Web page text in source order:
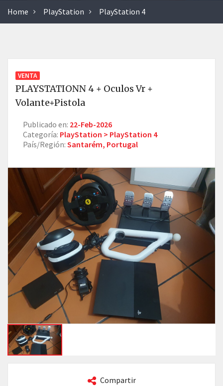
Home PlayStation PlayStation 4
VENTA
PLAYSTATIONN 4 + Oculos Vr +
Volante+pistola
Publicado en: 22-Feb-2026
Categoría: PlayStation > PlayStation 4
País/Región: Santarém, Portugal
Compartir